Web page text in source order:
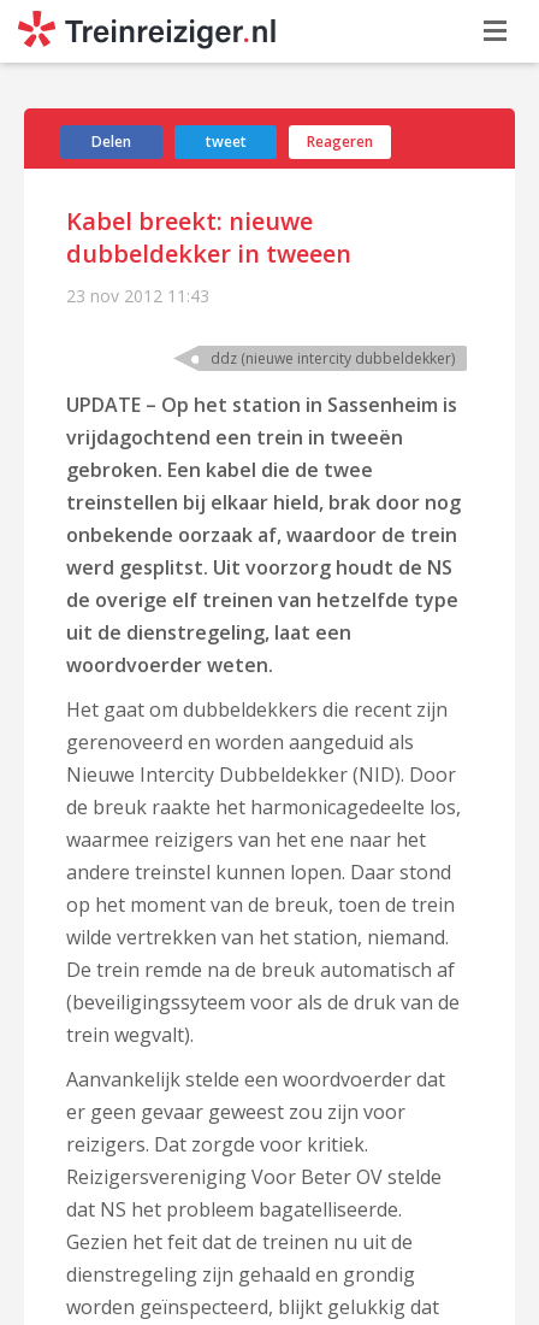
Delen tweet Reageren
Kabel breekt: nieuwe
dubbeldekker in tweeen
23 nov 2012 11:43
ddz (nieuwe intercity dubbeldekker)
UPDATE – Op het station in Sassenheim is
vrijdagochtend een trein in tweeën
gebroken. Een kabel die de twee
treinstellen bij elkaar hield, brak door nog
onbekende oorzaak af, waardoor de trein
werd gesplitst. Uit voorzorg houdt de NS
de overige elf treinen van hetzelfde type
uit de dienstregeling, laat een
woordvoerder weten.
Het gaat om dubbeldekkers die recent zijn
gerenoveerd en worden aangeduid als
Nieuwe Intercity Dubbeldekker (NID). Door
de breuk raakte het harmonicagedeelte los,
waarmee reizigers van het ene naar het
andere treinstel kunnen lopen. Daar stond
op het moment van de breuk, toen de trein
wilde vertrekken van het station, niemand.
De trein remde na de breuk automatisch af
(beveiligingssyteem voor als de druk van de
trein wegvalt).
Aanvankelijk stelde een woordvoerder dat
er geen gevaar geweest zou zijn voor
reizigers. Dat zorgde voor kritiek.
Reizigersvereniging Voor Beter OV stelde
dat NS het probleem bagatelliseerde.
Gezien het feit dat de treinen nu uit de
dienstregeling zijn gehaald en grondig
worden geïnspecteerd, blijkt gelukkig dat